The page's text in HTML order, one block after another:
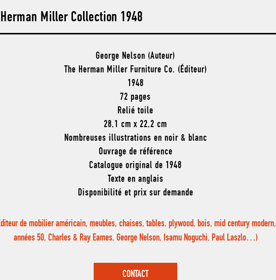
Miller Collection 1948
George Nelson (Auteur)
The Herman Miller Furniture Co. (Éditeur)
1948
72 pages
Relié toile
28,1 cm x 22,2 cm
Nombreuses illustrations en noir & blanc
Ouvrage de référence
Catalogue original de 1948
Texte en anglais
Disponibilité et prix sur demande
de mobilier américain, meubles, chaises, tables, plywood, bois, mid century modern,
années 50, Charles & Ray Eames, George Nelson, Isamu Noguchi, Paul Laszlo…)
CONTACT